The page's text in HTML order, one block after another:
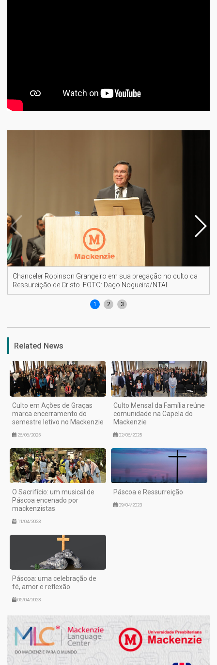
Chanceler Robinson Grangeiro em sua pregação no culto da
Ressureição de Cristo. FOTO: Dago Nogueira/NTAI
1 2 3
Related News
Culto em Ações de Graças
marca encerramento do
semestre letivo no Mackenzie
26/06/2025
Culto Mensal da Família reúne
comunidade na Capela do
Mackenzie
02/06/2025
O Sacrifício: um musical de
Páscoa encenado por
mackenzistas
11/04/2023
Páscoa e Ressurreição
09/04/2023
Páscoa: uma celebração de
fé, amor e reflexão
05/04/2023